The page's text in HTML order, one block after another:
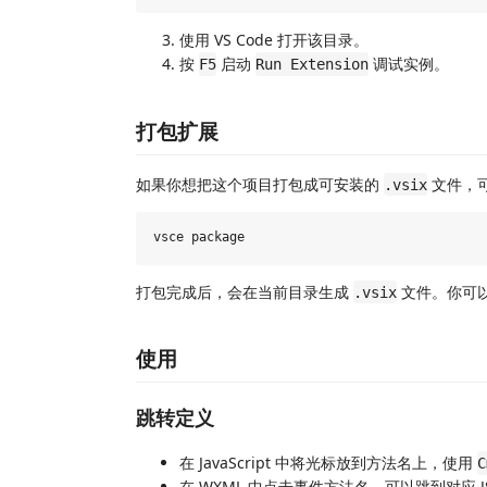
使用 VS Code 打开该目录。
按 F5 启动 Run Extension 调试实例。
打包扩展
如果你想把这个项目打包成可安装的 .vsix 文件，
打包完成后，会在当前目录生成 .vsix 文件。你可
使用
跳转定义
在 JavaScript 中将光标放到方法名上，使用